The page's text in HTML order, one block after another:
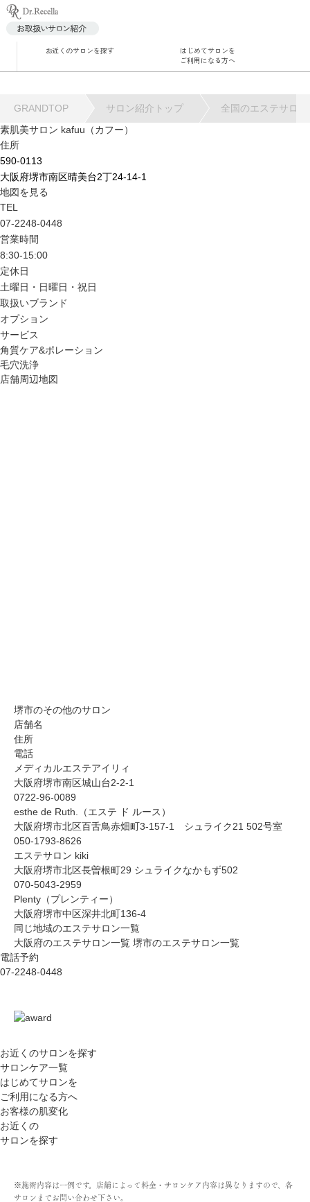
お近くのサロンを探す
はじめてサロンを
ご利用になる方へ
角質
GRANDTOP サロン紹介トップ
全国のエステサロ
素肌美サロン kafuu（カフー）
住所
590-0113
大阪府堺市南区晴美台2丁24-14-1
地図を見る
TEL
07-2248-0448
営業時間
8:30-15:00
定休日
土曜日・日曜日・祝日
取扱いブランド
オプション
サービス
角質ケア&ポレーション
毛穴洗浄
店舗周辺地図
堺市のその他のサロン
店舗名
住所
電話
メディカルエステアイリィ
大阪府堺市南区城山台2-2-1
0722-96-0089
esthe de Ruth.（エステ ド ルース）
大阪府堺市北区百舌鳥赤畑町3-157-1 シュライク21 502号室
050-1793-8626
エステサロン kiki
大阪府堺市北区長曽根町29 シュライクなかもず502
070-5043-2959
Plenty（プレンティー）
大阪府堺市中区深井北町136-4
同じ地域のエステサロン一覧
大阪府のエステサロン一覧 堺市のエステサロン一覧
電話予約
07-2248-0448
お近くのサロンを探す
サロンケア一覧
はじめてサロンを
ご利用になる方へ
お客様の肌変化
お近くの
サロンを探す
※施術内容は一例です。店舗によって料金・サロンケア内容は異なりますので、各
サロンまでお問い合わせ下さい。